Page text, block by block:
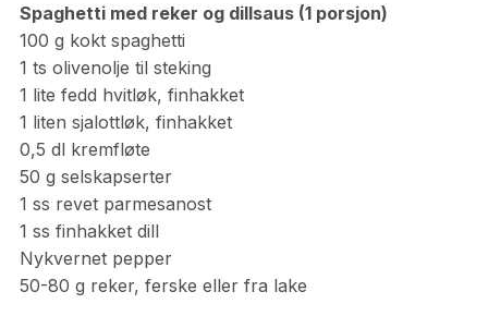
Spaghetti med reker og dillsaus (1 porsjon)
100 g kokt spaghetti
1 ts olivenolje til steking
1 lite fedd hvitløk, finhakket
1 liten sjalottløk, finhakket
0,5 dl kremfløte
50 g selskapserter
1 ss revet parmesanost
1 ss finhakket dill
Nykvernet pepper
50-80 g reker, ferske eller fra lake